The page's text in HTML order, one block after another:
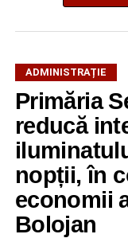
ADMINISTRAȚIE
Primăria
reducă
nopții, în
economii
Bolojan